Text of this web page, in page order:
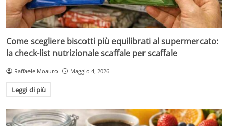
Come scegliere biscotti più equilibrati al supermercato:
la check-list nutrizionale scaffale per scaffale
Raffaele Moauro Maggio 4, 2026
Leggi di più